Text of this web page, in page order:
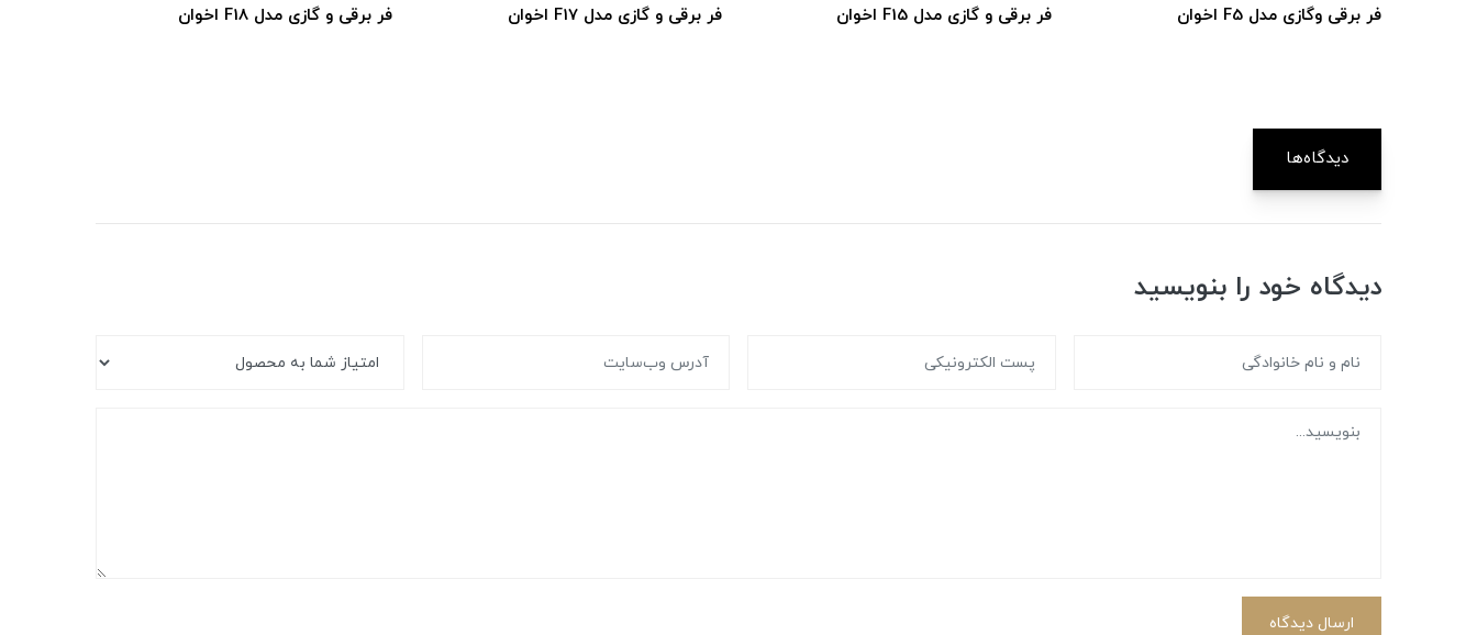
فر برقی و‌گازی مدل F5 اخوان فر برقی و گازی مدل F15 اخوان فر برقی و گازی مدل F17 اخوان فر برقی و گازی مدل F18 اخوان
دیدگاه‌ها
دیدگاه خود را بنویسید
ارسال دیدگاه